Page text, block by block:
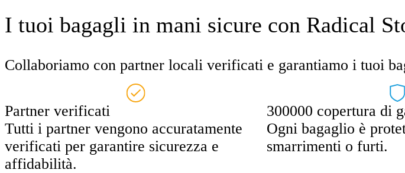
I tuoi bagagli in mani sicure con Radical
Collaboriamo con partner locali verificati e garantiamo i tuoi
Partner verificati
Tutti i partner vengono accuratamente
verificati per garantire sicurezza e
affidabilità.
300000 copertura di
Ogni bagaglio è
smarrimenti o furti.